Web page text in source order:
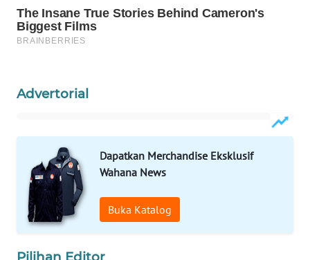
Advertorial
Dapatkan Merchandise Eksklusif
Wahana News
Buka Katalog
Pilihan Editor
UMKM
WAHANA
OTOMOTIF
WAHANA
HEALTH
WAHANA